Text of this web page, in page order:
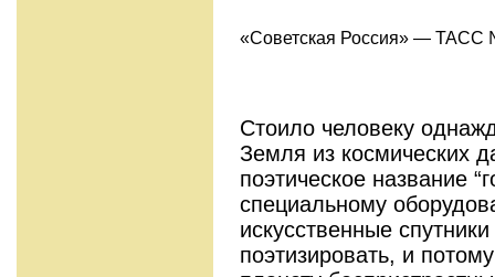
«Советская Россия» — ТАСС
Стоило человеку
Земля из кос­мических
поэтическое название
специальному
искусст­венные
поэтизировать, и